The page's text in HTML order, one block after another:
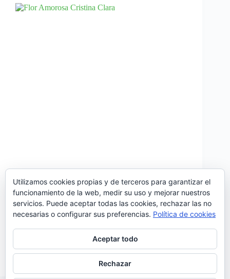
Cristina Clara presenta ‘Flor Amorosa’, la segunda
canción de su álbum de debut que saldrá a la venta
en septiembre. Este single, ahora revisitado por
Cristina, fue grabado como el primer choro de la
Historia, originario del siglo XIX, y…
Noemí Sánchez
31/07/2021
Utilizamos cookies propias y de terceros para garantizar el
funcionamiento de la web, medir su uso y mejorar nuestros
servicios. Puede aceptar todas las cookies, rechazar las no
necesarias o configurar sus preferencias. Política de cookies
Aceptar todo
Rechazar